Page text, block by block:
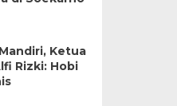
Ketua
Rizki: Hobi